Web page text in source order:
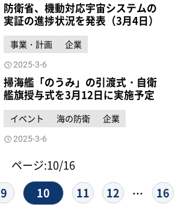
防衛省、機動対応宇宙システムの
実証の進捗状況を発表（3月4日）
事業・計画 企業
2025-3-6
掃海艦「のうみ」の引渡式・自衛
艦旗授与式を3月12日に実施予定
イベント 海の防衛 企業
2025-3-6
ページ:10/16
9 10 11 12 … 16